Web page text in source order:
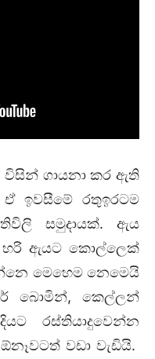
ගායනා කර ඇති
ඉවසීමේ රතුඉරටම
සමුදායක්. ඇය
හරි ඇයට කොල්ලෙක්
මෙහෙම නෙමෙයි
බොමින්, කෙල්ලන්
රස්තියාදුවෙන්න
වඩා වැඩියි.